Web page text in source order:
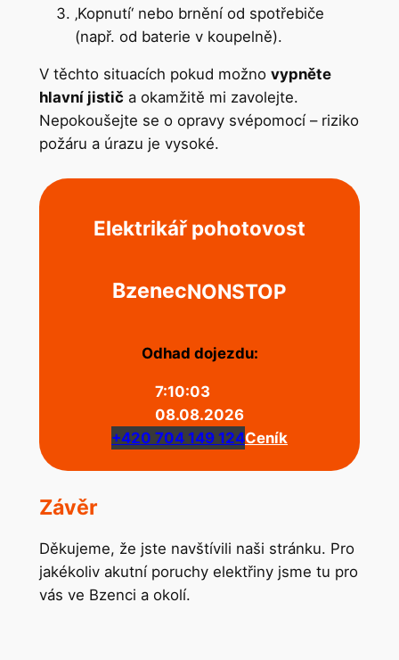
‚Kopnutí‘ nebo brnění od spotřebiče
(např. od baterie v koupelně).
V těchto situacích pokud možno vypněte
hlavní jistič a okamžitě mi zavolejte.
Nepokoušejte se o opravy svépomocí – riziko
požáru a úrazu je vysoké.
Elektrikář pohotovost
BzenecNONSTOP
Odhad dojezdu:
7:10:03
08.08.2026
+420 704 149 124Ceník
Závěr
Děkujeme, že jste navštívili naši stránku. Pro
jakékoliv akutní poruchy elektřiny jsme tu pro
vás ve Bzenci a okolí.